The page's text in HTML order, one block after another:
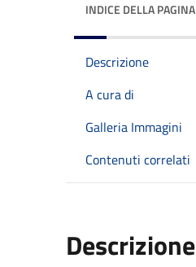
INDICE DELLA PAGINA
Descrizione
A cura di
Galleria Immagini
Contenuti correlati
Descrizione